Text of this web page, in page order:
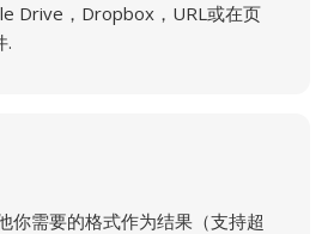
Drive，Dropbox，URL或在页
.
你需要的格式作为结果（支持超